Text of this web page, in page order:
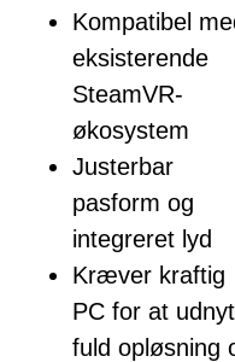
Kompatibel
eksisterende
SteamVR-
økosystem
Justerbar
pasform og
integreret lyd
Kræver kraftig
PC for at
fuld opløsning